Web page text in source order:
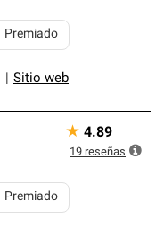
Sitio web
Premiado
Premiado
★ 4.89
19 reseñas